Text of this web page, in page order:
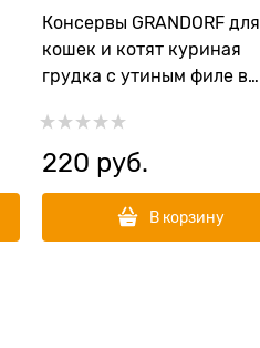
Консервы GRANDORF для
кошек и котят куриная
грудка с утиным филе в
220 руб.
В корзину